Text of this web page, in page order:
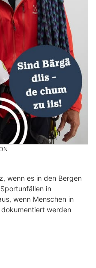
wenn es in den Bergen
in
wenn Menschen in
werden